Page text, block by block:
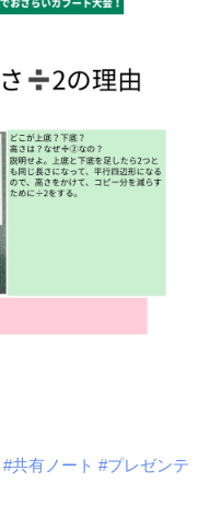
#共有ノート #プレゼンテ